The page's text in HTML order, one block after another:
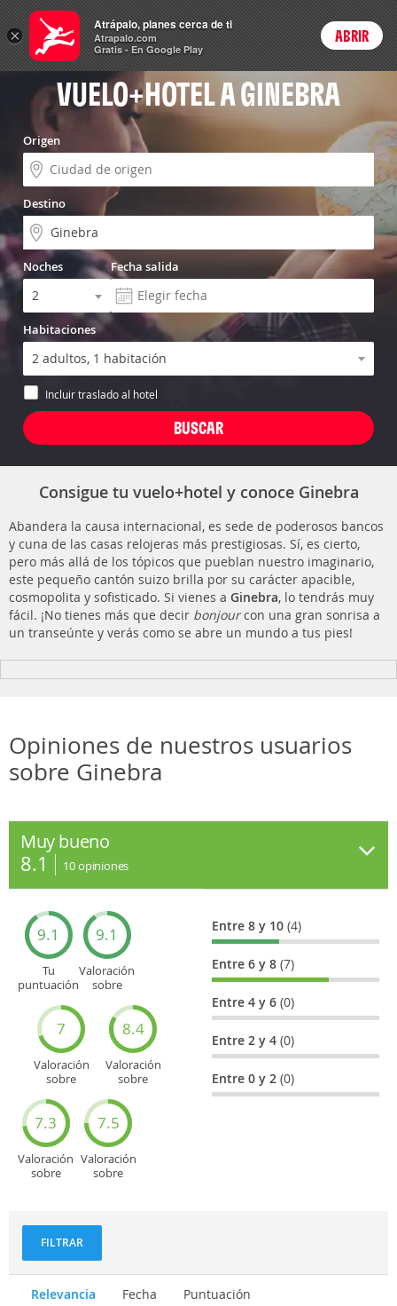
Vuelo+Hotel Precios enPeso
ARSCambiar moneda
Login
VUELO+HOTEL A GINEBRA
Origen
Destino
Noches Fecha salida
Habitaciones
Incluir traslado al hotel
Consigue tu vuelo+hotel y conoce Ginebra
Abandera la causa internacional, es sede de poderosos bancos
y cuna de las casas relojeras más prestigiosas. Sí, es cierto,
pero más allá de los tópicos que pueblan nuestro imaginario,
este pequeño cantón suizo brilla por su carácter apacible,
cosmopolita y sofisticado. Si vienes a Ginebra, lo tendrás muy
fácil. ¡No tienes más que decir bonjourcon una gran sonrisa a
un transeúnte y verás como se abre un mundo a tus pies!
Opiniones de nuestros usuarios
sobre Ginebra
Muy bueno
8.1 10opiniones
9.1
Tu
puntuación
9.1
Valoración
sobre
7
Valoración
sobre
8.4
Valoración
sobre
turísticos
7.3
Valoración
sobre
7.5
Valoración
sobre
Entre 8 y 10(4)
Entre 6 y 8(7)
Entre 4 y 6(0)
Entre 2 y 4(0)
Entre 0 y 2(0)
FILTRAR
Relevancia Fecha Puntuación
×
Atrápalo, planes cerca de ti
Atrapalo.com
Gratis - En Google Play
ABRIR